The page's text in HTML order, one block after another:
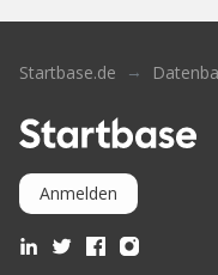
Startbase.de
Anmelden